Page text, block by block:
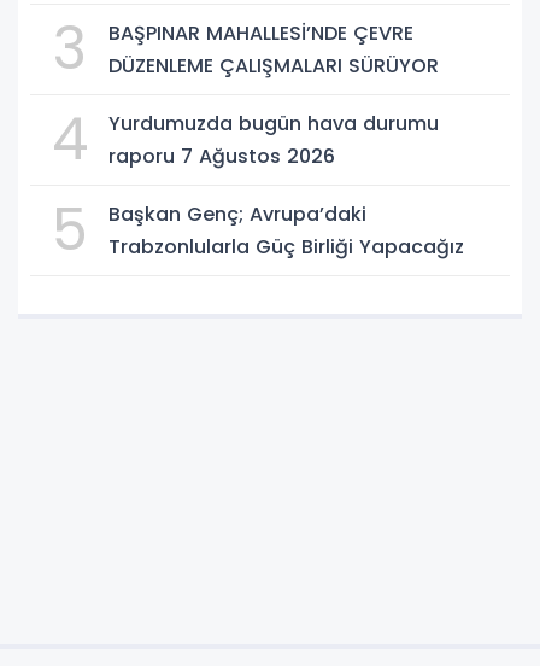
3
BAŞPINAR MAHALLESİ’NDE ÇEVRE
DÜZENLEME ÇALIŞMALARI SÜRÜYOR
4
Yurdumuzda bugün hava durumu
raporu 7 Ağustos 2026
5
Başkan Genç; Avrupa’daki
Trabzonlularla Güç Birliği Yapacağız